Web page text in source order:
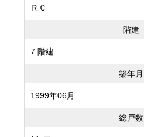
ＲＣ
階建
7 階建
築年月
1999年06月
総戸数